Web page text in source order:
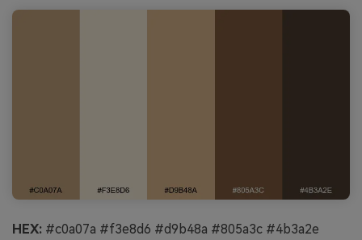
HEX: #c0a07a #f3e8d6 #d9b48a #805a3c #4b3a2e